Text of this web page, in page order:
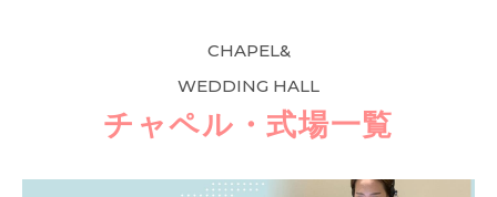
CHAPEL&
WEDDING HALL
チャペル・式場一覧